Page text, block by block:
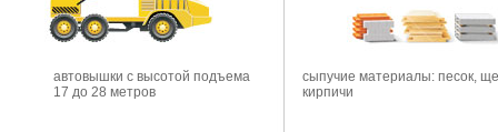
автовышки с высотой подъема
17 до 28 метров
сыпучие материалы: песок,
кирпичи